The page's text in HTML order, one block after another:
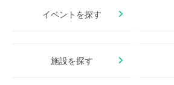
イベントを探す
施設を探す